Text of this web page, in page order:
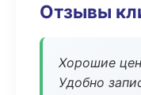
Отзывы
Хорошие
Удобно